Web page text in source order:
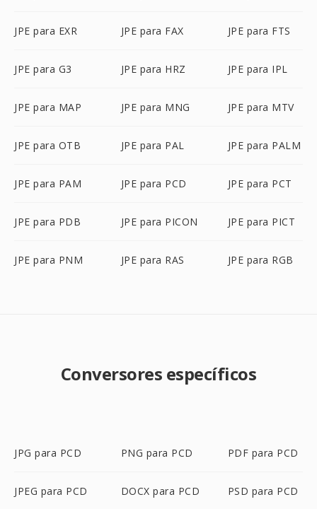
JPE para EXR JPE para FAX JPE para FTS
JPE para G3 JPE para HRZ JPE para IPL
JPE para MAP JPE para MNG JPE para MTV
JPE para OTB JPE para PAL JPE para PALM
JPE para PAM JPE para PCD JPE para PCT
JPE para PDB JPE para PICON JPE para PICT
JPE para PNM JPE para RAS JPE para RGB
Conversores específicos
JPG para PCD PNG para PCD PDF para PCD
JPEG para PCD DOCX para PCD PSD para PCD